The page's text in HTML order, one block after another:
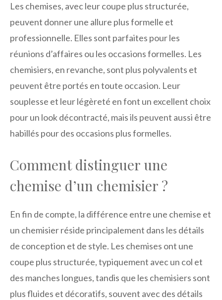
Les chemises, avec leur coupe plus structurée,
peuvent donner une allure plus formelle et
professionnelle. Elles sont parfaites pour les
réunions d’affaires ou les occasions formelles. Les
chemisiers, en revanche, sont plus polyvalents et
peuvent être portés en toute occasion. Leur
souplesse et leur légèreté en font un excellent choix
pour un look décontracté, mais ils peuvent aussi être
habillés pour des occasions plus formelles.
Comment distinguer une
chemise d’un chemisier ?
En fin de compte, la différence entre une chemise et
un chemisier réside principalement dans les détails
de conception et de style. Les chemises ont une
coupe plus structurée, typiquement avec un col et
des manches longues, tandis que les chemisiers sont
plus fluides et décoratifs, souvent avec des détails